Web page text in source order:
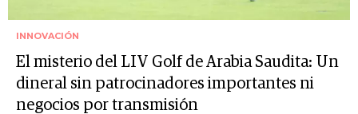
INNOVACIÓN
El misterio del LIV Golf de Arabia Saudita: Un
dineral sin patrocinadores importantes ni
negocios por transmisión